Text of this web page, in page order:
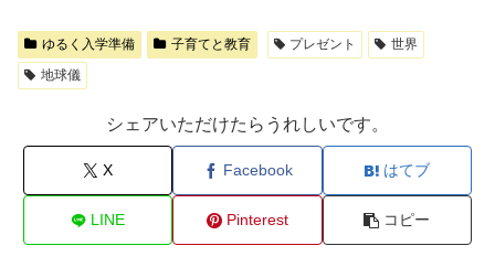
ゆるく入学準備 子育てと教育 プレゼント
世界
地球儀
シェアいただけたらうれしいです。
X Facebook はてブ
LINE Pinterest コピー